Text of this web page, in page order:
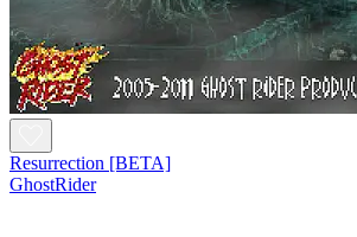
Resurrection [BETA]
GhostRider